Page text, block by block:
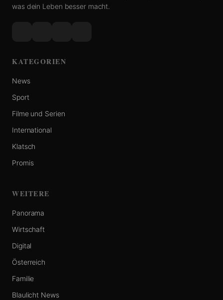
was dein Leben besser macht.
KATEGORIEN
News
Sport
Filme und Serien
International
Klatsch
Promis
WEITERE
Panorama
Wirtschaft
Digital
Österreich
Familie
Blaulicht News